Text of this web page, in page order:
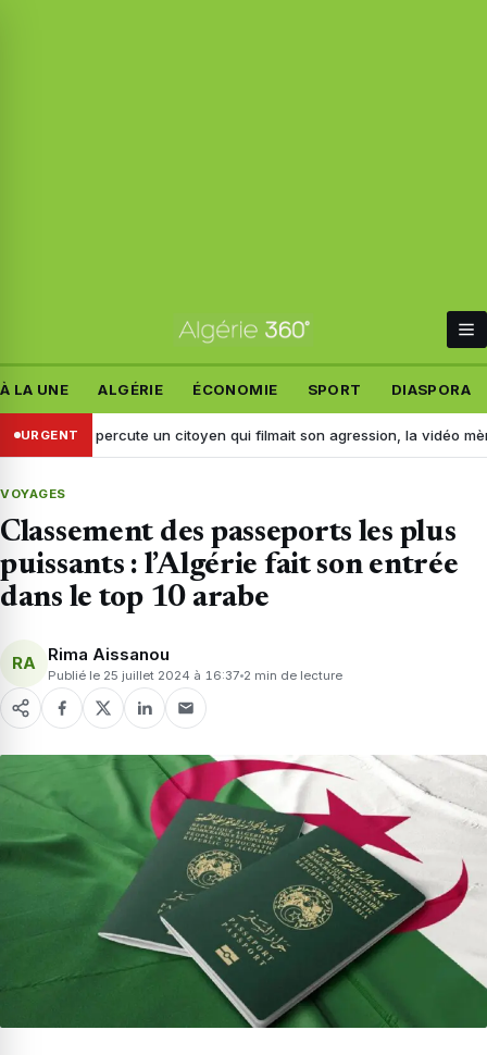
À LA UNE ALGÉRIE ÉCONOMIE SPORT DIASPORA
URGENT
: il percute un citoyen qui filmait son agression, la vidéo mène à son
VOYAGES
Classement des passeports les plus
puissants : l’Algérie fait son entrée
dans le top 10 arabe
RA Rima Aissanou
Publié le 25 juillet 2024 à 16:37 2 min de lecture